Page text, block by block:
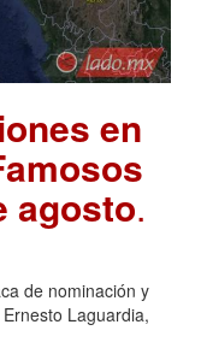
en
agosto.
de nominación y
Laguardia,